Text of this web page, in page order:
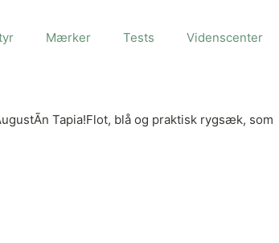
Mærker Tests Videnscenter
Tapia!Flot, blå og praktisk rygsæk, som